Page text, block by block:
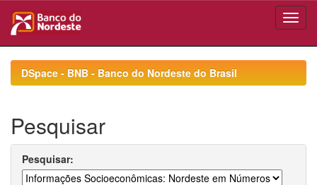
navigationDSpace - BNB - Banco do Nordeste do Brasil
Pesquisar
Pesquisar: